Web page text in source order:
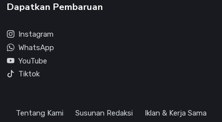
Dapatkan Pembaruan
Instagram
WhatsApp
YouTube
Tiktok
Tentang Kami Susunan Redaksi Iklan & Kerja Sama